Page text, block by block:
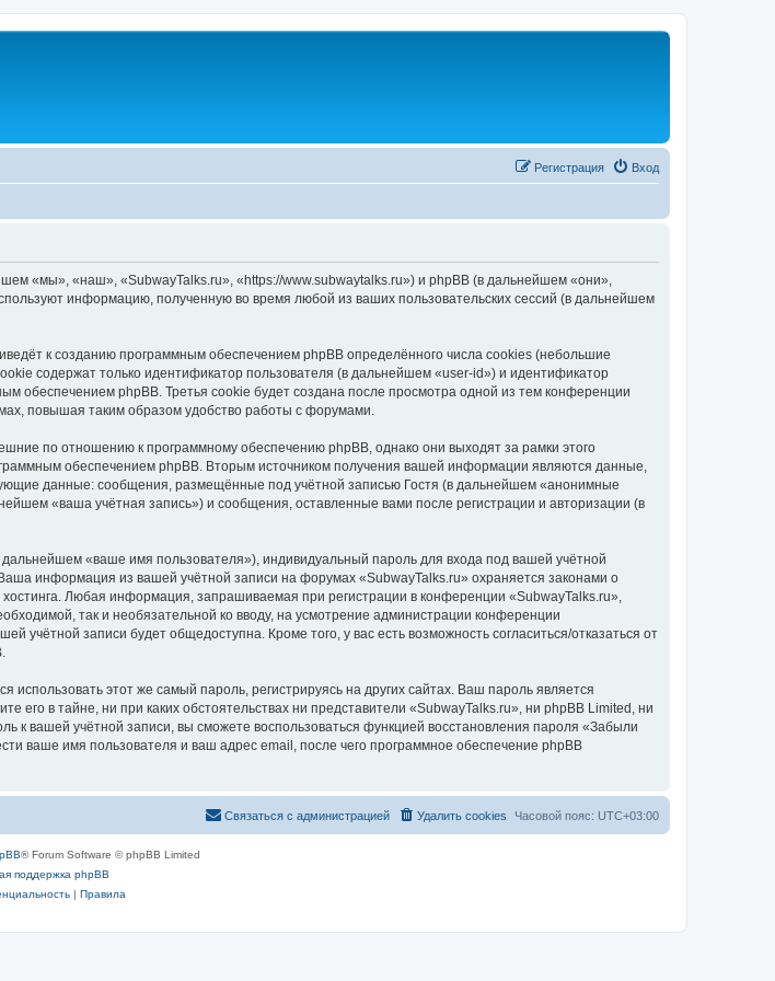
Вход
Регистрация
«мы», «наш», «SubwayTalks.ru», «https://www.subwaytalks.ru») и phpBB (в дальнейшем «они»,
информацию, полученную во время любой из ваших пользовательских сессий (в дальнейшем
к созданию программным обеспечением phpBB определённого числа cookies (небольшие
содержат только идентификатор пользователя (в дальнейшем «user-id») и идентификатор
обеспечением phpBB. Третья cookie будет создана после просмотра одной из тем конференции
повышая таким образом удобство работы с форумами.
по отношению к программному обеспечению phpBB, однако они выходят за рамки этого
обеспечением phpBB. Вторым источником получения вашей информации являются данные,
данные: сообщения, размещённые под учётной записью Гостя (в дальнейшем «анонимные
«ваша учётная запись») и сообщения, оставленные вами после регистрации и авторизации (в
«ваше имя пользователя»), индивидуальный пароль для входа под вашей учётной
информация из вашей учётной записи на форумах «SubwayTalks.ru» охраняется законами о
Любая информация, запрашиваемая при регистрации в конференции «SubwayTalks.ru»,
так и необязательной ко вводу, на усмотрение администрации конференции
учётной записи будет общедоступна. Кроме того, у вас есть возможность согласиться/отказаться от
этот же самый пароль, регистрируясь на других сайтах. Ваш пароль является
его в тайне, ни при каких обстоятельствах ни представители «SubwayTalks.ru», ни phpBB Limited, ни
к вашей учётной записи, вы сможете воспользоваться функцией восстановления пароля «Забыли
ваше имя пользователя и ваш адрес email, после чего программное обеспечение phpBB
Часовой пояс: UTC+03:00
Удалить cookies
Связаться с администрацией
® Forum Software © phpBB Limited
поддержка phpBB
| Правила